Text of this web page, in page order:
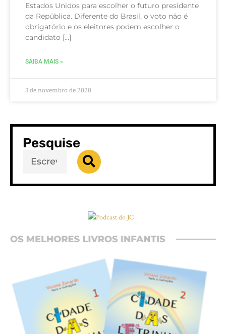
Estados Unidos para escolher o futuro presidente
da República. Diferente do Brasil, o voto não é
obrigatório e os eleitores podem escolher o
candidato […]
SAIBA MAIS »
3 de novembro de 2020
Pesquise